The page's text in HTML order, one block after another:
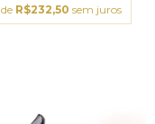
R$232,50 sem juros